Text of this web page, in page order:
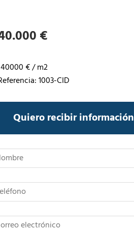
€
€ / m2
1003-CID
Quiero recibir información